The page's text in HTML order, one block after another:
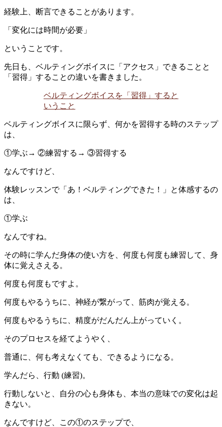
経験上、断言できることがあります。
「変化には時間が必要」
ということです。
先日も、ベルティングボイスに「アクセス」できることと
「習得」することの違いを書きました。
ベルティングボイスを「習得」すると
いうこと
ベルティングボイスに限らず、何かを習得する時のステップ
は、
①学ぶ→ ②練習する→ ③習得する
なんですけど、
体験レッスンで「あ！ベルティングできた！」と体感するの
は、
①学ぶ
なんですね。
その時に学んだ身体の使い方を、何度も何度も練習して、身
体に覚えさえる。
何度も何度もですよ。
何度もやるうちに、神経が繋がって、筋肉が覚える。
何度もやるうちに、精度がだんだん上がっていく。
そのプロセスを経てようやく、
普通に、何も考えなくても、できるようになる。
学んだら、行動 (練習)。
行動しないと、自分の心も身体も、本当の意味での変化は起
きない。
なんですけど、この①のステップで、